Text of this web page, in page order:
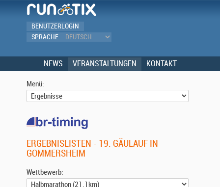
BENUTZERLOGIN
SPRACHE
NEWS VERANSTALTUNGEN KONTAKT
Menü:
ERGEBNISLISTEN - 19. GÄULAUF IN
GOMMERSHEIM
Wettbewerb: